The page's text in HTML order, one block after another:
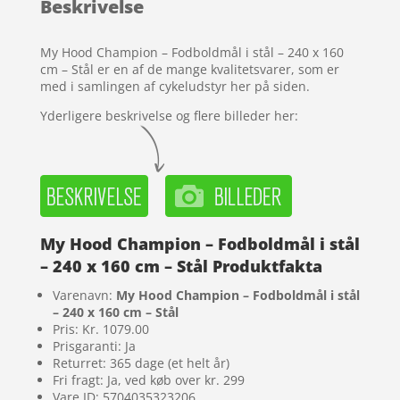
på
mmelser
Beskrivelse
My Hood Champion – Fodboldmål i stål – 240 x 160
cm – Stål er en af de mange kvalitetsvarer, som er
med i samlingen af cykeludstyr her på siden.
Yderligere beskrivelse og flere billeder her:
My Hood Champion – Fodboldmål i stål
– 240 x 160 cm – Stål Produktfakta
Varenavn: My Hood Champion – Fodboldmål i stål
– 240 x 160 cm – Stål
Pris: Kr. 1079.00
Prisgaranti: Ja
Returret: 365 dage (et helt år)
Fri fragt: Ja, ved køb over kr. 299